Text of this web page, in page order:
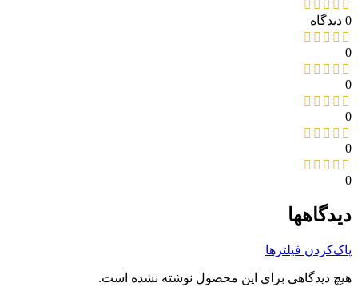
0 دیدگاه
0
0
0
0
0
دیدگاهها
پاک‌کردن فیلترها
هیچ دیدگاهی برای این محصول نوشته نشده است.